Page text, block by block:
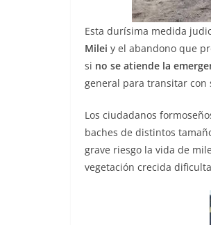
Esta durísima medida
Milei y el abandono que
si no se atiende la
general para transitar con
Los ciudadanos
baches de distintos
grave riesgo la vida de
vegetación crecida